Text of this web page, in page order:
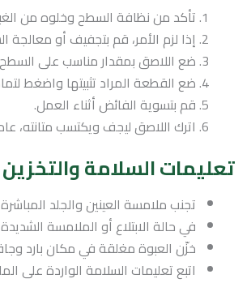
تأكد من نظافة السطح وخلوه من
إذا لزم الأمر، قم بتجفيف أو معالجة
ضع اللاصق بمقدار مناسب على
ضع القطعة المراد تثبيتها واضغط
قم بتسوية الفائض أثناء العمل.
اترك اللاصق ليجف ويكتسب متانته، عادة يعود إلى ثبات
تعليمات السلامة والتخزين
تجنب ملامسة العينين والجلد
في حالة الابتلاع أو الملامسة
خزّن العبوة مغلقة في مكان بارد وجاف
اتبع تعليمات السلامة الواردة على